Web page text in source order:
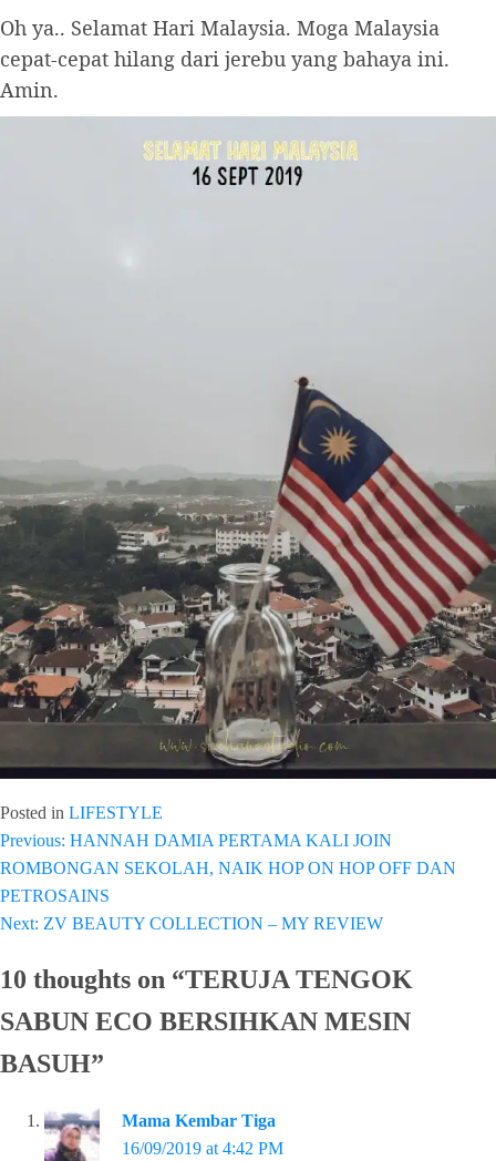
Oh ya.. Selamat Hari Malaysia. Moga Malaysia
cepat-cepat hilang dari jerebu yang bahaya ini.
Amin.
Posted in LIFESTYLE
Post
navigation
Previous: HANNAH DAMIA PERTAMA KALI JOIN
ROMBONGAN SEKOLAH, NAIK HOP ON HOP OFF DAN
PETROSAINS
Next: ZV BEAUTY COLLECTION – MY REVIEW
10 thoughts on “TERUJA TENGOK
SABUN ECO BERSIHKAN MESIN
BASUH”
Mama Kembar Tiga
16/09/2019 at 4:42 PM